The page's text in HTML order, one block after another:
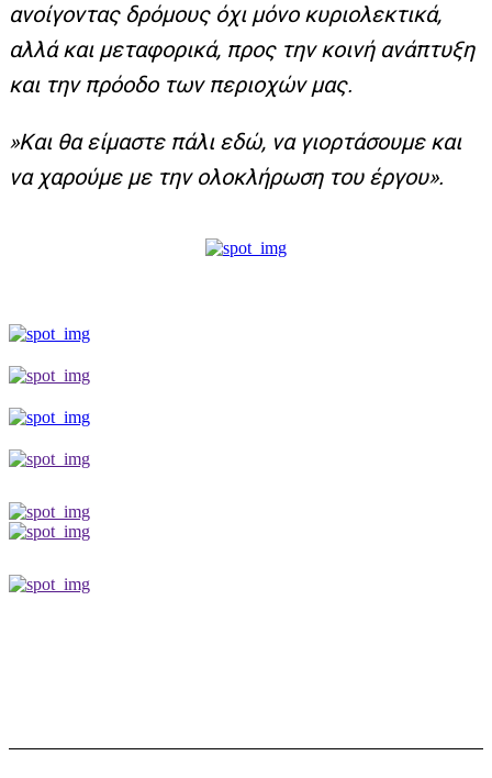
ανοίγοντας δρόμους όχι μόνο κυριολεκτικά,
αλλά και μεταφορικά, προς την κοινή ανάπτυξη
και την πρόοδο των περιοχών μας.
»Και θα είμαστε πάλι εδώ, να γιορτάσουμε και
να χαρούμε με την ολοκλήρωση του έργου».